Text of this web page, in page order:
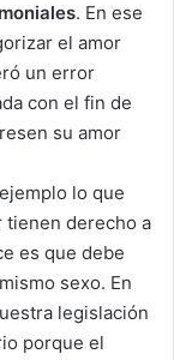
. En ese
el amor
un error
con el fin de
su amor
lo que
tienen derecho a
es que debe
sexo. En
legislación
porque el